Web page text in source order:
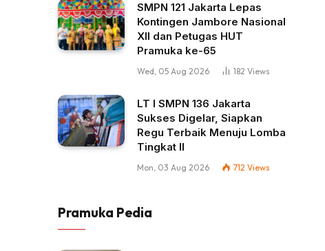
SMPN 121 Jakarta Lepas
Kontingen Jambore Nasional
XII dan Petugas HUT
Pramuka ke-65
Wed, 05 Aug 2026 182 Views
LT I SMPN 136 Jakarta
Sukses Digelar, Siapkan
Regu Terbaik Menuju Lomba
Tingkat II
Mon, 03 Aug 2026 712 Views
Pramuka Pedia